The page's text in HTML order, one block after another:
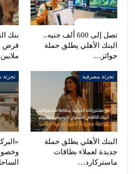
تصل إلى 600 ألف جنيه..
البنك الأهلي يطلق حملة
جوائز…
بنك
تجزئة مصرفية
البنك الأهلي يطلق حملة
جديدة لعملاء بطاقات
ماستركارد…
تجزئة